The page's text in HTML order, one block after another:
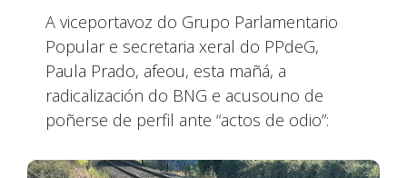
A viceportavoz do Grupo Parlamentario
Popular e secretaria xeral do PPdeG,
Paula Prado, afeou, esta mañá, a
radicalización do BNG e acusouno de
poñerse de perfil ante “actos de odio”: